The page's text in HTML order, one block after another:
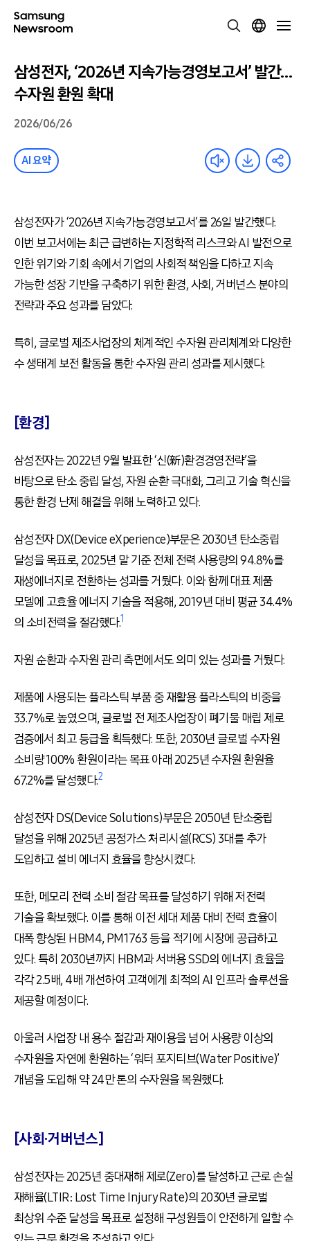
삼성전자, ‘2026년 지속가능경영보고서’ 발간…
수자원 환원 확대
2026/06/26
AI 요약
삼성전자가 ‘2026년 지속가능경영보고서’를 26일 발간했다.
이번 보고서에는 최근 급변하는 지정학적 리스크와 AI 발전으로
인한 위기와 기회 속에서 기업의 사회적 책임을 다하고 지속
가능한 성장 기반을 구축하기 위한 환경, 사회, 거버넌스 분야의
전략과 주요 성과를 담았다.
특히, 글로벌 제조사업장의 체계적인 수자원 관리체계와 다양한
수 생태계 보전 활동을 통한 수자원 관리 성과를 제시했다.
[환경]
삼성전자는 2022년 9월 발표한 ‘신(新)환경경영전략’을
바탕으로 탄소 중립 달성, 자원 순환 극대화, 그리고 기술 혁신을
통한 환경 난제 해결을 위해 노력하고 있다.
삼성전자 DX(Device eXperience)부문은 2030년 탄소중립
달성을 목표로, 2025년 말 기준 전체 전력 사용량의 94.8%를
재생에너지로 전환하는 성과를 거뒀다. 이와 함께 대표 제품
모델에 고효율 에너지 기술을 적용해, 2019년 대비 평균 34.4%
의 소비전력을 절감했다.1
자원 순환과 수자원 관리 측면에서도 의미 있는 성과를 거뒀다.
제품에 사용되는 플라스틱 부품 중 재활용 플라스틱의 비중을
33.7%로 높였으며, 글로벌 전 제조사업장이 폐기물 매립 제로
검증에서 최고 등급을 획득했다. 또한, 2030년 글로벌 수자원
소비량 100% 환원이라는 목표 아래 2025년 수자원 환원율
67.2%를 달성했다.2
삼성전자 DS(Device Solutions)부문은 2050년 탄소중립
달성을 위해 2025년 공정가스 처리시설(RCS) 3대를 추가
도입하고 설비 에너지 효율을 향상시켰다.
또한, 메모리 전력 소비 절감 목표를 달성하기 위해 저전력
기술을 확보했다. 이를 통해 이전 세대 제품 대비 전력 효율이
대폭 향상된 HBM4, PM1763 등을 적기에 시장에 공급하고
있다. 특히 2030년까지 HBM과 서버용 SSD의 에너지 효율을
각각 2.5배, 4배 개선하여 고객에게 최적의 AI 인프라 솔루션을
제공할 예정이다.
아울러 사업장 내 용수 절감과 재이용을 넘어 사용량 이상의
수자원을 자연에 환원하는 ‘워터 포지티브(Water Positive)’
개념을 도입해 약 24만 톤의 수자원을 복원했다.
[사회·거버넌스]
삼성전자는 2025년 중대재해 제로(Zero)를 달성하고 근로 손실
재해율(LTIR: Lost Time Injury Rate)의 2030년 글로벌
최상위 수준 달성을 목표로 설정해 구성원들이 안전하게 일할 수